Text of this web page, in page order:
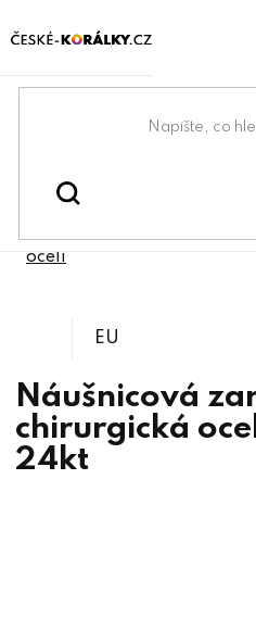
na
Domů
Bižuterní komponenty
chirurgické oceli /
oceli
Náušnicová
chirurgická
24kt
EU